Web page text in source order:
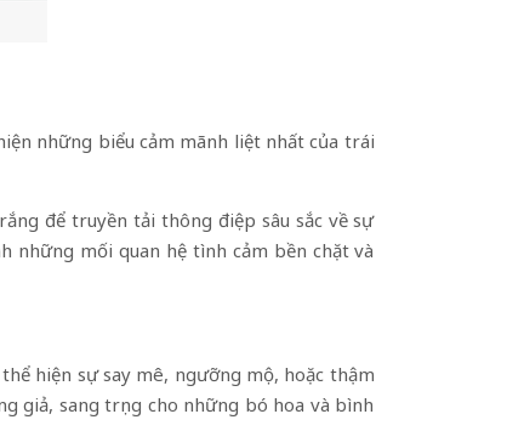
những biểu cảm mãnh liệt nhất của trái
để truyền tải thông điệp sâu sắc về sự
những mối quan hệ tình cảm bền chặt và
hiện sự say mê, ngưỡng mộ, hoặc thậm
giả, sang trọng cho những bó hoa và bình